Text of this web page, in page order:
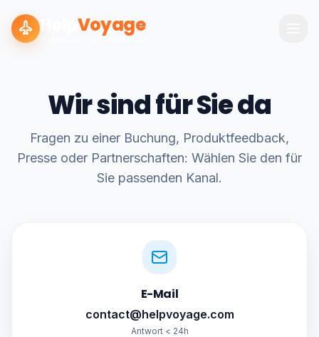
Voyage
Wir sind für Sie da
Fragen zu einer Buchung, Produktfeedback,
Presse oder Partnerschaften: Wählen Sie den für
Sie passenden Kanal.
E-Mail
contact@helpvoyage.com
Antwort < 24h